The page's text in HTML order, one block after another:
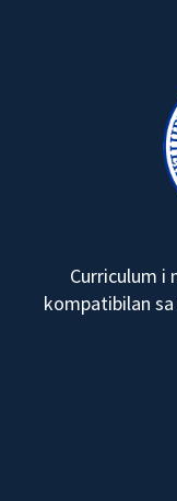
Curriculum i
kompatibilan